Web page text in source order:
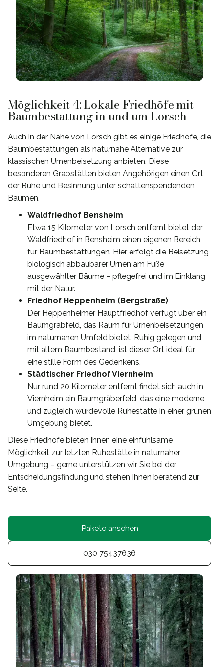
Möglichkeit 4: Lokale Friedhöfe mit
Baumbestattung in und um Lorsch
Auch in der Nähe von Lorsch gibt es einige Friedhöfe, die
Baumbestattungen als naturnahe Alternative zur
klassischen Urnenbeisetzung anbieten. Diese
besonderen Grabstätten bieten Angehörigen einen Ort
der Ruhe und Besinnung unter schattenspendenden
Bäumen.
Waldfriedhof Bensheim
Etwa 15 Kilometer von Lorsch entfernt bietet der
Waldfriedhof in Bensheim einen eigenen Bereich
für Baumbestattungen. Hier erfolgt die Beisetzung
biologisch abbaubarer Urnen am Fuße
ausgewählter Bäume – pflegefrei und im Einklang
mit der Natur.
Friedhof Heppenheim (Bergstraße)
Der Heppenheimer Hauptfriedhof verfügt über ein
Baumgrabfeld, das Raum für Urnenbeisetzungen
im naturnahen Umfeld bietet. Ruhig gelegen und
mit altem Baumbestand, ist dieser Ort ideal für
eine stille Form des Gedenkens.
Städtischer Friedhof Viernheim
Nur rund 20 Kilometer entfernt findet sich auch in
Viernheim ein Baumgräberfeld, das eine moderne
und zugleich würdevolle Ruhestätte in einer grünen
Umgebung bietet.
Diese Friedhöfe bieten Ihnen eine einfühlsame
Möglichkeit zur letzten Ruhestätte in naturnaher
Umgebung – gerne unterstützen wir Sie bei der
Entscheidungsfindung und stehen Ihnen beratend zur
Seite.
Pakete ansehen
030 75437636